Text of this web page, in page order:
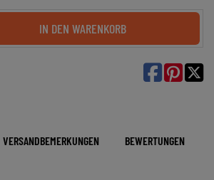
IN DEN WARENKORB

VERSANDBEMERKUNGEN BEWERTUNGEN